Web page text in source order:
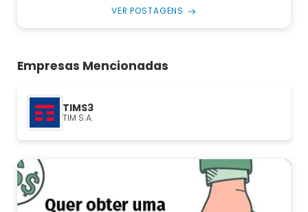
VER POSTAGENS
Empresas Mencionadas
TIMS3
TIM S.A.